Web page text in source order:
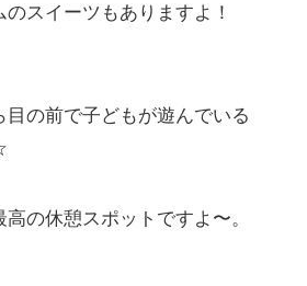
スイーツもありますよ！
目の前で子どもが遊んでいる
の休憩スポットですよ〜。